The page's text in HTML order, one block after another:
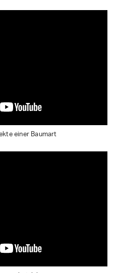
einer Baumart